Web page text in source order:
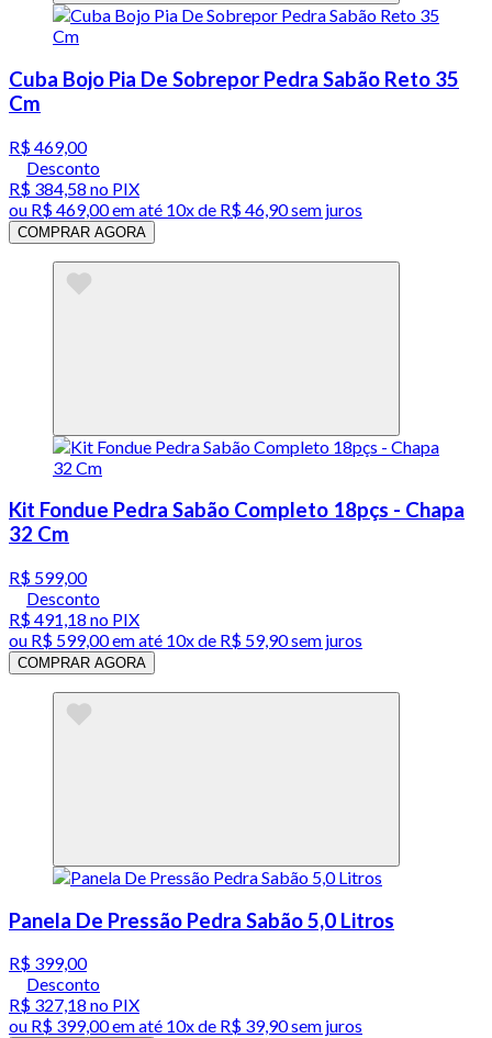
Cuba Bojo Pia De Sobrepor Pedra Sabão Reto 35
Cm
R$ 469,00
Desconto
R$ 384,58 no PIX
ou R$ 469,00em até 10x de R$ 46,90 sem juros
COMPRAR AGORA
Kit Fondue Pedra Sabão Completo 18pçs - Chapa
32 Cm
R$ 599,00
Desconto
R$ 491,18 no PIX
ou R$ 599,00em até 10x de R$ 59,90 sem juros
COMPRAR AGORA
Panela De Pressão Pedra Sabão 5,0 Litros
R$ 399,00
Desconto
R$ 327,18 no PIX
ou R$ 399,00em até 10x de R$ 39,90 sem juros